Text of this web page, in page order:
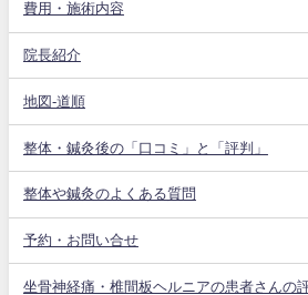
費用・施術内容
院長紹介
地図-道順
整体・鍼灸後の「口コミ」と「評判」
整体や鍼灸のよくある質問
予約・お問い合せ
坐骨神経痛・椎間板ヘルニアの患者さんの